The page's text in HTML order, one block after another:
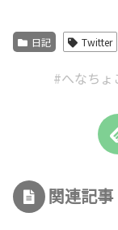
日記 Twitter
#へなちょ
関連記事